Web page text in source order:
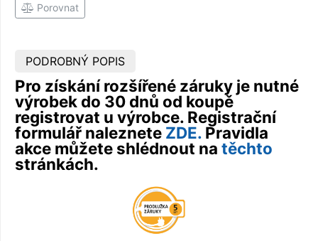
Porovnat
PODROBNÝ POPIS
Pro získání rozšířené záruky je nutné
výrobek do 30 dnů od koupě
registrovat u výrobce. Registrační
formulář naleznete ZDE. Pravidla
akce můžete shlédnout na těchto
stránkách.